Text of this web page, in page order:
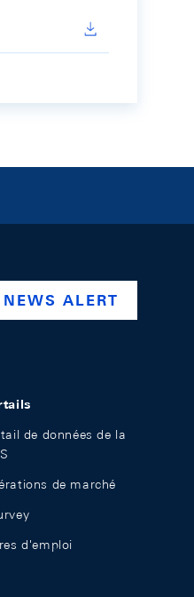
company/swiss-
ALERT
de données de la
de marché
d'emploi